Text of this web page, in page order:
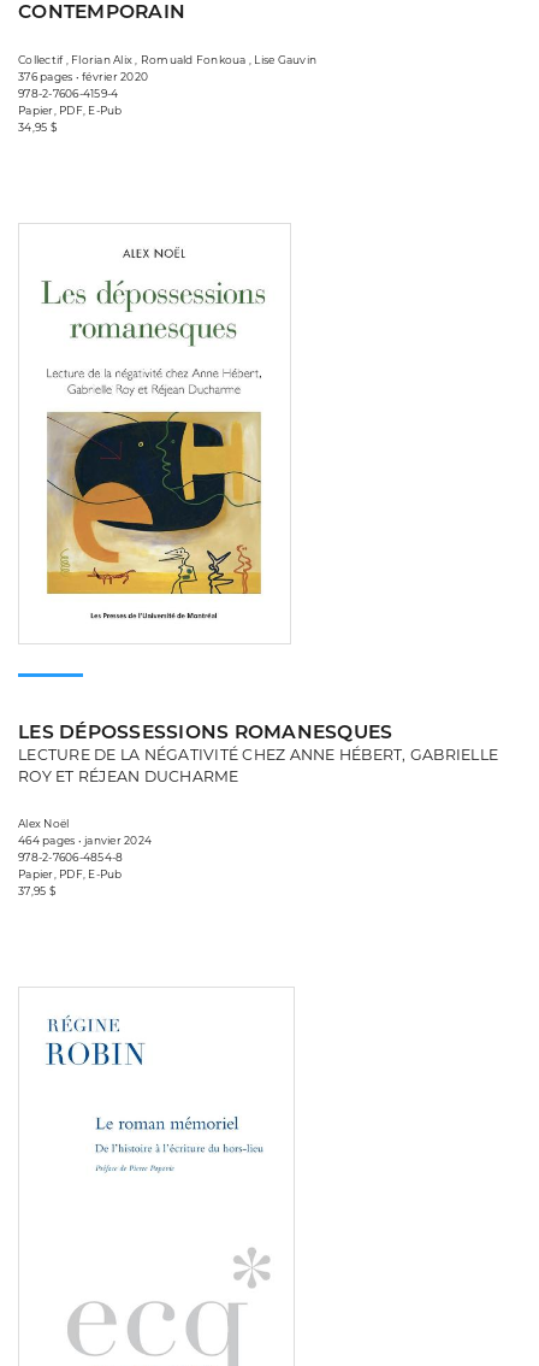
CONTEMPORAIN
Collectif , Florian Alix , Romuald Fonkoua , Lise Gauvin
376 pages • février 2020
978-2-7606-4159-4
Papier, PDF, E-Pub
34,95 $
LES DÉPOSSESSIONS ROMANESQUES
LECTURE DE LA NÉGATIVITÉ CHEZ ANNE HÉBERT, GABRIELLE
ROY ET RÉJEAN DUCHARME
Alex Noël
464 pages • janvier 2024
978-2-7606-4854-8
Papier, PDF, E-Pub
37,95 $